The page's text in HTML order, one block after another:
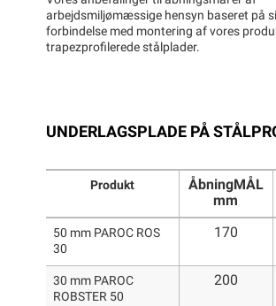
arbejdsmiljømæssige hensyn baseret på
forbindelse med montering af vores
trapezprofilerede stålplader.
UNDERLAGSPLADE PÅ
Produkt
ÅbningMÅL
mm
50 mm PAROC ROS
30
170
30 mm PAROC
ROBSTER 50
200